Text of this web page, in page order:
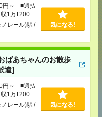
円～ ■週払
1万1200円
レール)駅 /
気になる!
ばあちゃんのお散歩
遣]
円～ ■週払
1万1200円
レール)駅 /
気になる!
LINEで送る
ブックマーク
の